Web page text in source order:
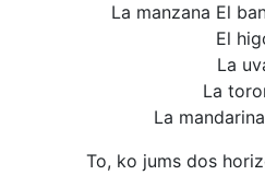
La manzana El
El
La
La
La
To, ko jums dos